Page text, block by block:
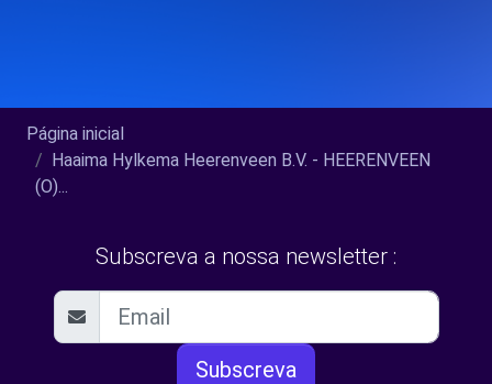
Página inicial
Haaima Hylkema Heerenveen B.V. - HEERENVEEN
(O)...
Subscreva a nossa newsletter :
Subscreva